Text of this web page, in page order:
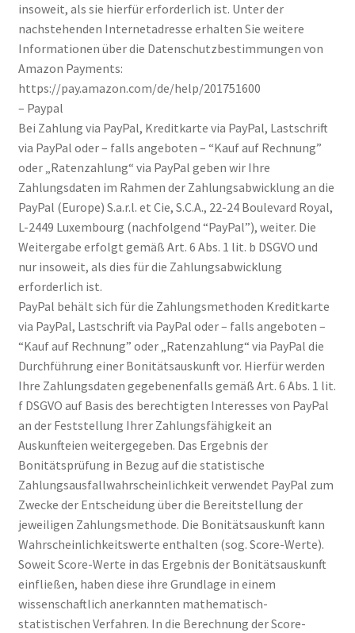
insoweit, als sie hierfür erforderlich ist. Unter der
nachstehenden Internetadresse erhalten Sie weitere
Informationen über die Datenschutzbestimmungen von
Amazon Payments:
https://pay.amazon.com/de/help/201751600
– Paypal
Bei Zahlung via PayPal, Kreditkarte via PayPal, Lastschrift
via PayPal oder – falls angeboten – “Kauf auf Rechnung”
oder „Ratenzahlung“ via PayPal geben wir Ihre
Zahlungsdaten im Rahmen der Zahlungsabwicklung an die
PayPal (Europe) S.a.r.l. et Cie, S.C.A., 22-24 Boulevard Royal,
L-2449 Luxembourg (nachfolgend “PayPal”), weiter. Die
Weitergabe erfolgt gemäß Art. 6 Abs. 1 lit. b DSGVO und
nur insoweit, als dies für die Zahlungsabwicklung
erforderlich ist.
PayPal behält sich für die Zahlungsmethoden Kreditkarte
via PayPal, Lastschrift via PayPal oder – falls angeboten –
“Kauf auf Rechnung” oder „Ratenzahlung“ via PayPal die
Durchführung einer Bonitätsauskunft vor. Hierfür werden
Ihre Zahlungsdaten gegebenenfalls gemäß Art. 6 Abs. 1 lit.
f DSGVO auf Basis des berechtigten Interesses von PayPal
an der Feststellung Ihrer Zahlungsfähigkeit an
Auskunfteien weitergegeben. Das Ergebnis der
Bonitätsprüfung in Bezug auf die statistische
Zahlungsausfallwahrscheinlichkeit verwendet PayPal zum
Zwecke der Entscheidung über die Bereitstellung der
jeweiligen Zahlungsmethode. Die Bonitätsauskunft kann
Wahrscheinlichkeitswerte enthalten (sog. Score-Werte).
Soweit Score-Werte in das Ergebnis der Bonitätsauskunft
einfließen, haben diese ihre Grundlage in einem
wissenschaftlich anerkannten mathematisch-
statistischen Verfahren. In die Berechnung der Score-